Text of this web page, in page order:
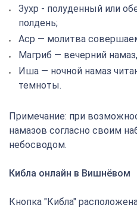
Зухр - полуденный или
полдень;
Аср — молитва
Магриб — вечерний
Иша — ночной намаз
темноты.
Примечание: при
намазов согласно своим
небосводом.
Кибла онлайн в Вишнёвом
Кнопка "Кибла"